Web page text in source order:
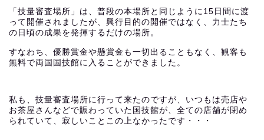
「技量審査場所」は、普段の本場所と同じように15日間に渡
って開催されましたが、興行目的の開催ではなく、力士たち
の日頃の成果を発揮するだけの場所。
すなわち、優勝賞金や懸賞金も一切出ることもなく、観客も
無料で両国国技館に入ることができました。
私も、技量審査場所に行って来たのですが、いつもは売店や
お茶屋さんなどで賑わっていた国技館が、全ての店舗が閉め
られていて、寂しいことこの上なかったです・・・